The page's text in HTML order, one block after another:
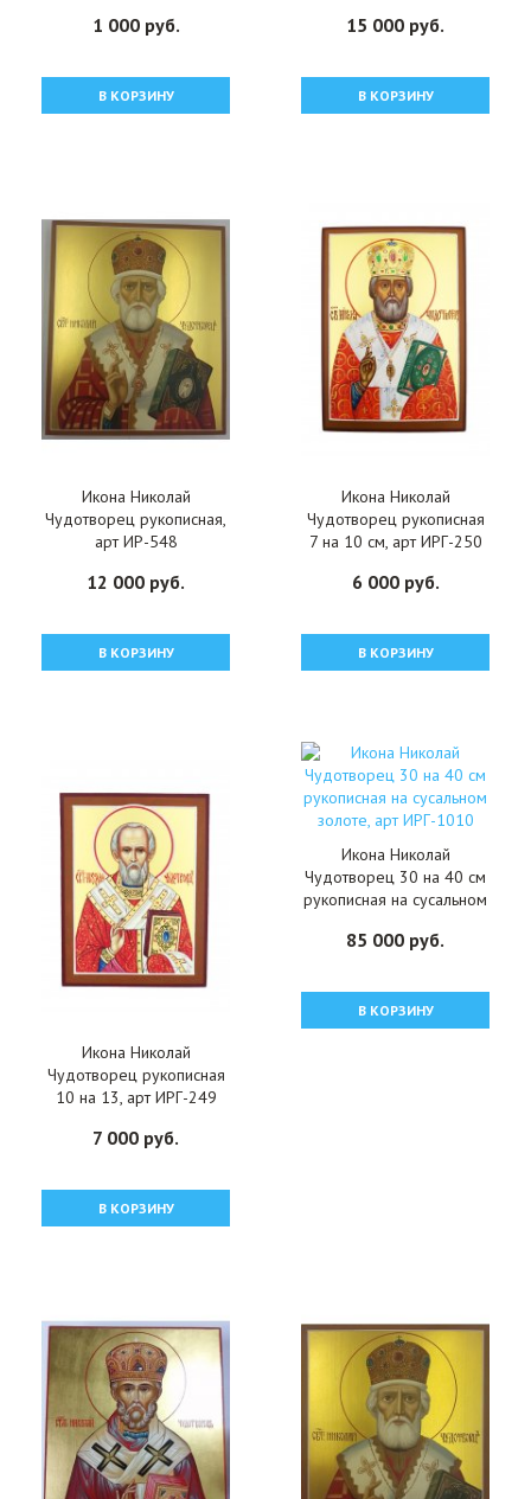
1 000 руб.
В КОРЗИНУ
15 000 руб.
В КОРЗИНУ
Икона Николай
Чудотворец рукописная,
арт ИР-548
12 000 руб.
В КОРЗИНУ
Икона Николай
Чудотворец рукописная
7 на 10 см, арт ИРГ-250
6 000 руб.
В КОРЗИНУ
Икона Николай
Чудотворец рукописная
10 на 13, арт ИРГ-249
7 000 руб.
В КОРЗИНУ
Икона Николай
Чудотворец 30 на 40 см
рукописная на сусальном
85 000 руб.
В КОРЗИНУ